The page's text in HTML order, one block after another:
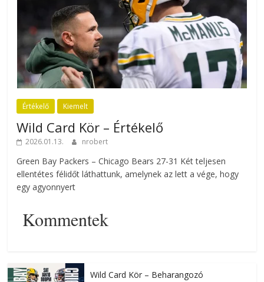
Értékelő Kiemelt
Wild Card Kör – Értékelő
2026.01.13. nrobert
Green Bay Packers – Chicago Bears 27-31 Két teljesen
ellentétes félidőt láthattunk, amelynek az lett a vége, hogy
egy agyonnyert
Kommentek
Wild Card Kör – Beharangozó